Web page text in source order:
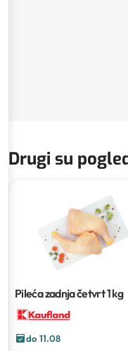
Drugi su
Pileća zadnja četvrt1 kg
do 11.08